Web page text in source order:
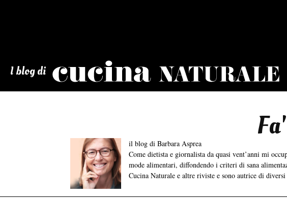
I blog di Naturale
il blog di Barbara Asprea
Come dietista e giornalista da quasi vent’anni mi
mode alimentari, diffondendo i criteri di sana
Cucina Naturale e altre riviste e sono autrice di